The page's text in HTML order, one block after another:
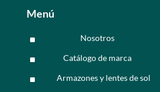
Menú
^ Nosotros
^ Catálogo de marca
^ Armazones y lentes de sol